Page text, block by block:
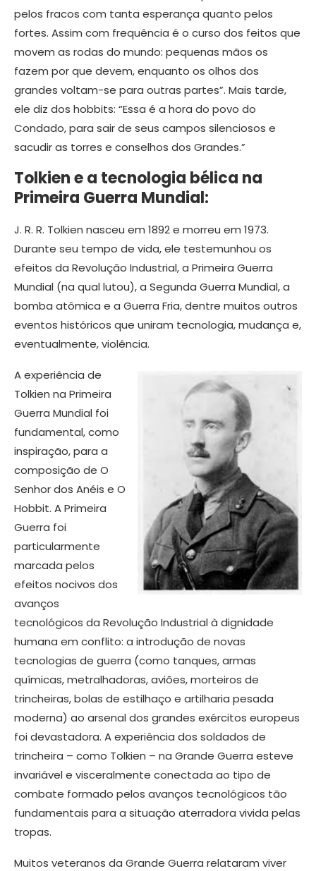
pelos fracos com tanta esperança quanto pelos
fortes. Assim com frequência é o curso dos feitos que
movem as rodas do mundo: pequenas mãos os
fazem por que devem, enquanto os olhos dos
grandes voltam-se para outras partes”. Mais tarde,
ele diz dos hobbits: “Essa é a hora do povo do
Condado, para sair de seus campos silenciosos e
sacudir as torres e conselhos dos Grandes.”
Tolkien e a tecnologia bélica na
Primeira Guerra Mundial:
J. R. R. Tolkien nasceu em 1892 e morreu em 1973.
Durante seu tempo de vida, ele testemunhou os
efeitos da Revolução Industrial, a Primeira Guerra
Mundial (na qual lutou), a Segunda Guerra Mundial, a
bomba atômica e a Guerra Fria, dentre muitos outros
eventos históricos que uniram tecnologia, mudança e,
eventualmente, violência.
A experiência de
Tolkien na Primeira
Guerra Mundial foi
fundamental, como
inspiração, para a
composição de O
Senhor dos Anéis e O
Hobbit. A Primeira
Guerra foi
particularmente
marcada pelos
efeitos nocivos dos
avanços
tecnológicos da Revolução Industrial à dignidade
humana em conflito: a introdução de novas
tecnologias de guerra (como tanques, armas
químicas, metralhadoras, aviões, morteiros de
trincheiras, bolas de estilhaço e artilharia pesada
moderna) ao arsenal dos grandes exércitos europeus
foi devastadora. A experiência dos soldados de
trincheira – como Tolkien – na Grande Guerra esteve
invariável e visceralmente conectada ao tipo de
combate formado pelos avanços tecnológicos tão
fundamentais para a situação aterradora vivida pelas
tropas.
Muitos veteranos da Grande Guerra relataram viver